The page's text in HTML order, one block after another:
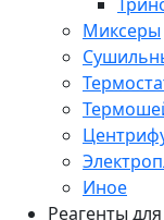
Миксеры
Иное
Реагенты